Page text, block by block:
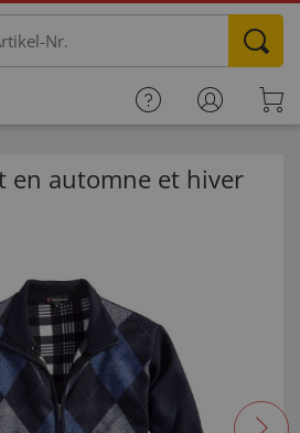
en automne et hiver